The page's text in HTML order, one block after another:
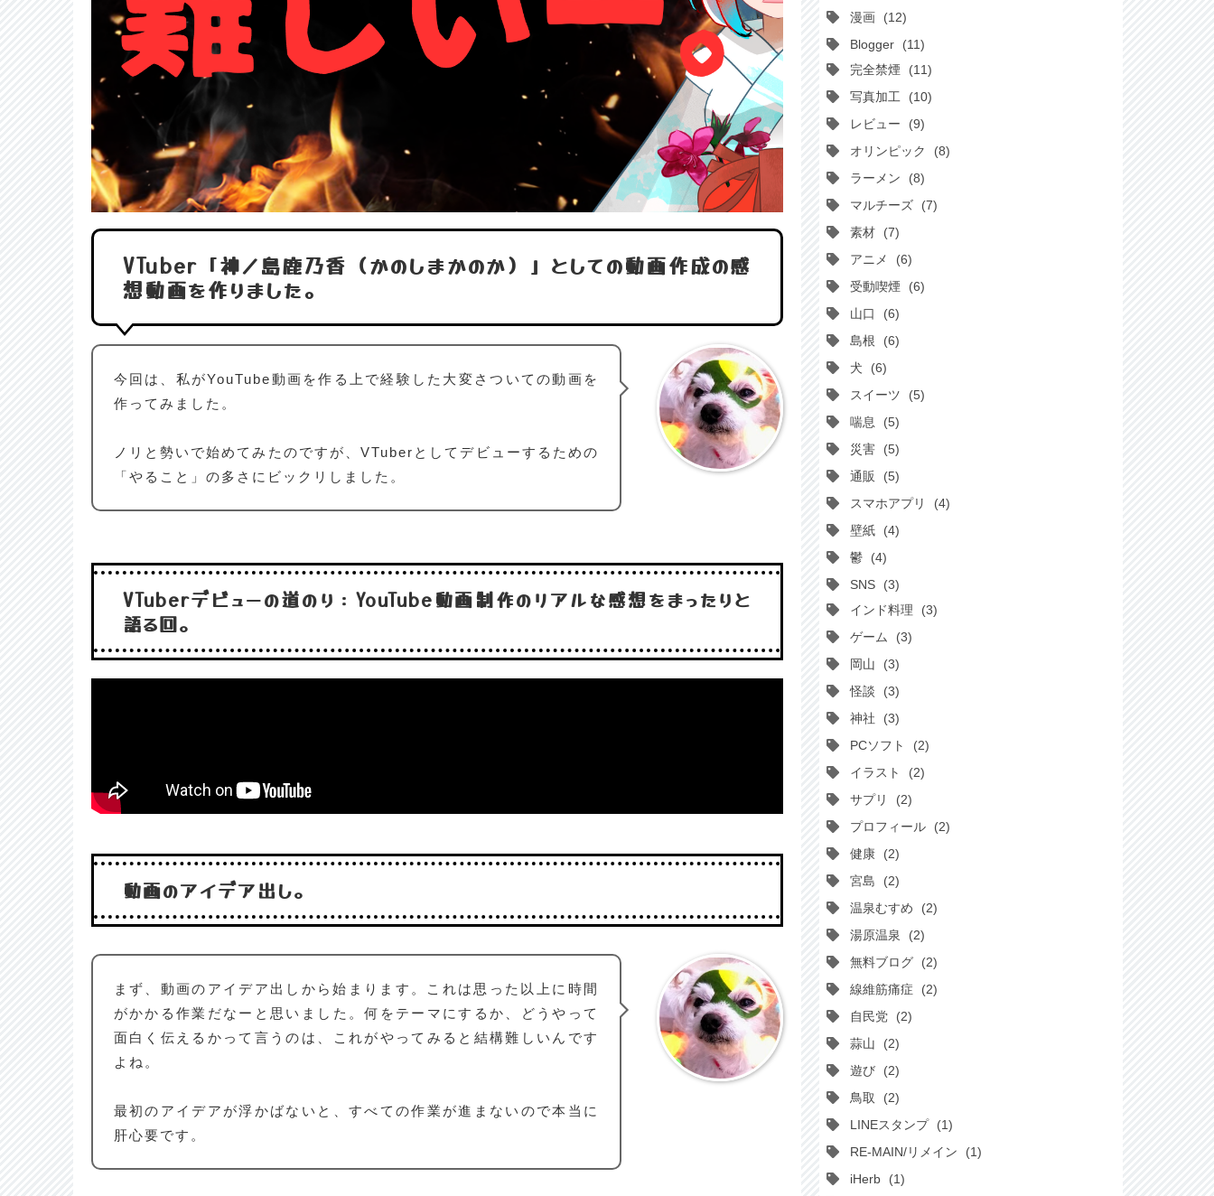
VTuber「神ノ島鹿乃香（かのしまかのか）」としての動画作成の感
想動画を作りました。
今回は、私がYouTube動画を作る上で経験した大変さついての動画を
作ってみました。
ノリと勢いで始めてみたのですが、VTuberとしてデビューするための
「やること」の多さにビックリしました。
VTuberデビューの道のり：YouTube動画制作のリアルな感想をまったりと
語る回。
動画のアイデア出し。
まず、動画のアイデア出しから始まります。これは思った以上に時間
がかかる作業だなーと思いました。何をテーマにするか、どうやって
面白く伝えるかって言うのは、これがやってみると結構難しいんです
よね。
最初のアイデアが浮かばないと、すべての作業が進まないので本当に
肝心要です。
漫画
12
Blogger
11
完全禁煙
11
写真加工
10
レビュー
9
オリンピック
8
ラーメン
8
マルチーズ
7
素材
7
アニメ
6
受動喫煙
6
山口
6
島根
6
犬
6
スイーツ
5
喘息
5
災害
5
通販
5
スマホアプリ
4
壁紙
4
鬱
4
SNS
3
インド料理
3
ゲーム
3
岡山
3
怪談
3
神社
3
PCソフト
2
イラスト
2
サプリ
2
プロフィール
2
健康
2
宮島
2
温泉むすめ
2
湯原温泉
2
無料ブログ
2
線維筋痛症
2
自民党
2
蒜山
2
遊び
2
鳥取
2
LINEスタンプ
1
RE-MAIN/リメイン
1
iHerb
1